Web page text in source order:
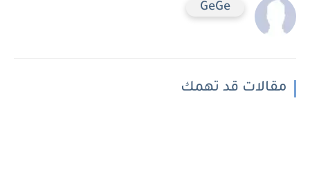
GeGe
مقالات قد تهمك